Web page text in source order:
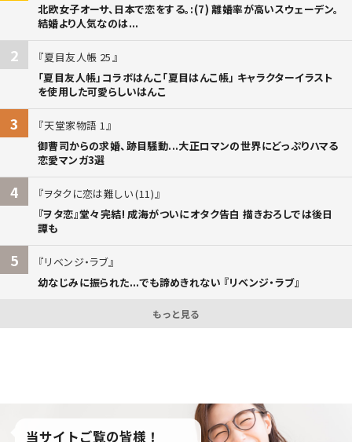
北欧女子オーサ、日本で恋をする。:(7) 離婚率が高いスウェーデン。
結婚より人気なのは...
2
夏目友人帳 25
「夏目友人帳」コラボはんこ「夏目はんこ帳」 キャラクターイラスト
を使用した可愛らしいはんこ
3
天堂家物語 1
御曹司からの求婚、跡目騒動...大正ロマンの世界にどっぷりハマる
恋愛マンガ3選
4
ヲタクに恋は難しい (11)
『ヲタ恋』堂々完結! 成海がついにオタク告白 描きおろしでは後日
譚も
5
リベンジ・ラブ
幼なじみに振られた...でも諦めきれない 『リベンジ・ラブ』
もっと見る
当サイトご覧の皆様！